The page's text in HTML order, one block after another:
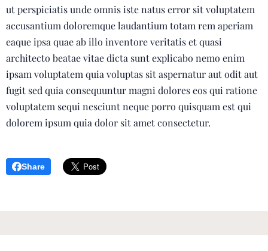
ut perspiciatis unde omnis iste natus error sit voluptatem
accusantium doloremque laudantium totam rem aperiam
eaque ipsa quae ab illo inventore veritatis et quasi
architecto beatae vitae dicta sunt explicabo nemo enim
ipsam voluptatem quia voluptas sit aspernatur aut odit aut
fugit sed quia consequuntur magni dolores eos qui ratione
voluptatem sequi nesciunt neque porro quisquam est qui
dolorem ipsum quia dolor sit amet consectetur.
Share